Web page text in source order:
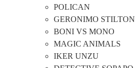
POLICAN
GERONIMO STILTON
BONI VS MONO
MAGIC ANIMALS
IKER UNZU